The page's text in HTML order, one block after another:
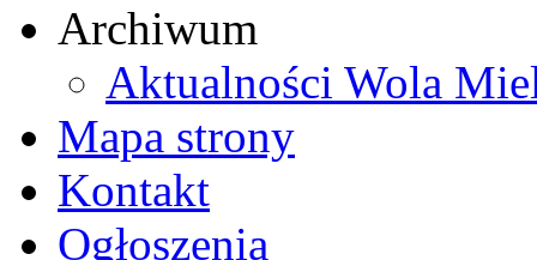
Archiwum
Aktualności Wola
Mapa strony
Kontakt
Ogłoszenia